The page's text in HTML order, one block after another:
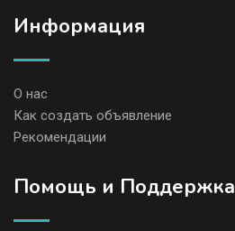
Информация
О нас
Как создать объявление
Рекомендации
Помощь и Поддержка